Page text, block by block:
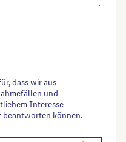
dass wir aus
und
Interesse
beantworten können.